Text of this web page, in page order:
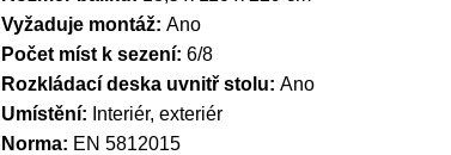
Vyžaduje montáž: Ano
Počet míst k sezení: 6/8
Rozkládací deska uvnitř stolu: Ano
Umístění: Interiér, exteriér
Norma: EN 5812015